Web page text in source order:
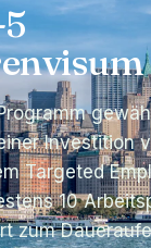
Investition
Targeted
10
zum